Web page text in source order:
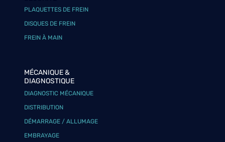
PLAQUETTES DE FREIN
DISQUES DE FREIN
FREIN À MAIN
MÉCANIQUE &
DIAGNOSTIQUE
DIAGNOSTIC MÉCANIQUE
DISTRIBUTION
DÉMARRAGE / ALLUMAGE
EMBRAYAGE